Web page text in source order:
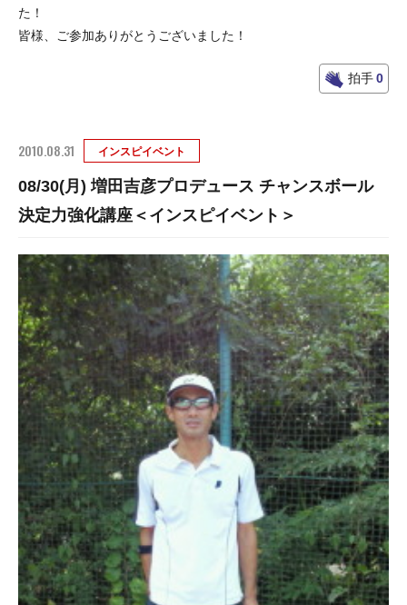
た！
皆様、ご参加ありがとうございました！
拍手0
2010.08.31 インスピイベント
08/30(月) 増田吉彦プロデュース チャンスボール
決定力強化講座＜インスピイベント＞